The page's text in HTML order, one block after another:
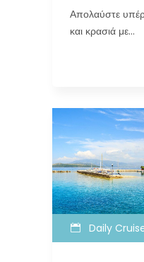
Απολαύστε
και κρασιά με…
Daily